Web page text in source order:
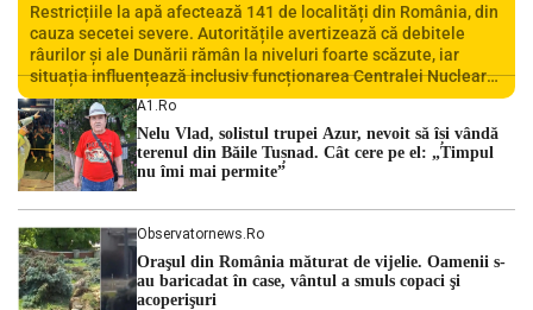
Restricțiile la apă afectează 141 de localități din România, din
cauza secetei severe. Autoritățile avertizează că debitele
râurilor și ale Dunării rămân la niveluri foarte scăzute, iar
situația influențează inclusiv funcționarea Centralei Nucleare
de la Cernavodă. România se confruntă cu una dintre cele mai
dificile perioade din punct de vedere hidrologic din ultimii ani.
Lipsa […]
A1.ro
Nelu Vlad, solistul trupei Azur, nevoit să își vândă
terenul din Băile Tușnad. Cât cere pe el: „Timpul
nu îmi mai permite”
Observatornews.ro
Oraşul din România măturat de vijelie. Oamenii s-
au baricadat în case, vântul a smuls copaci şi
acoperişuri